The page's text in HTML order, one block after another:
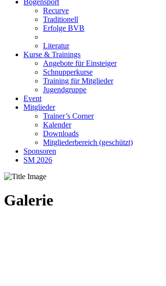
Bogensport
Recurve
Traditionell
Erfolge BVB
Literatur
Kurse & Trainings
Angebote für Einsteiger
Schnupperkurse
Training für Mitglieder
Jugendgruppe
Event
Mitglieder
Trainer’s Corner
Kalender
Downloads
Mitgliederbereich (geschützt)
Sponsoren
SM 2026
Galerie